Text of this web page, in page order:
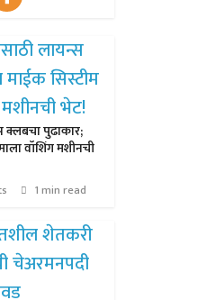
क्लबचा पुढाकार;
वॉशिंग मशीनची
1 min read